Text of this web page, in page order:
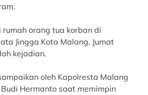
rumah orang tua korban di
Jingga Kota Malang, Jumat
kejadian.
oleh Kapolresta Malang
Budi Hermanto saat memimpin